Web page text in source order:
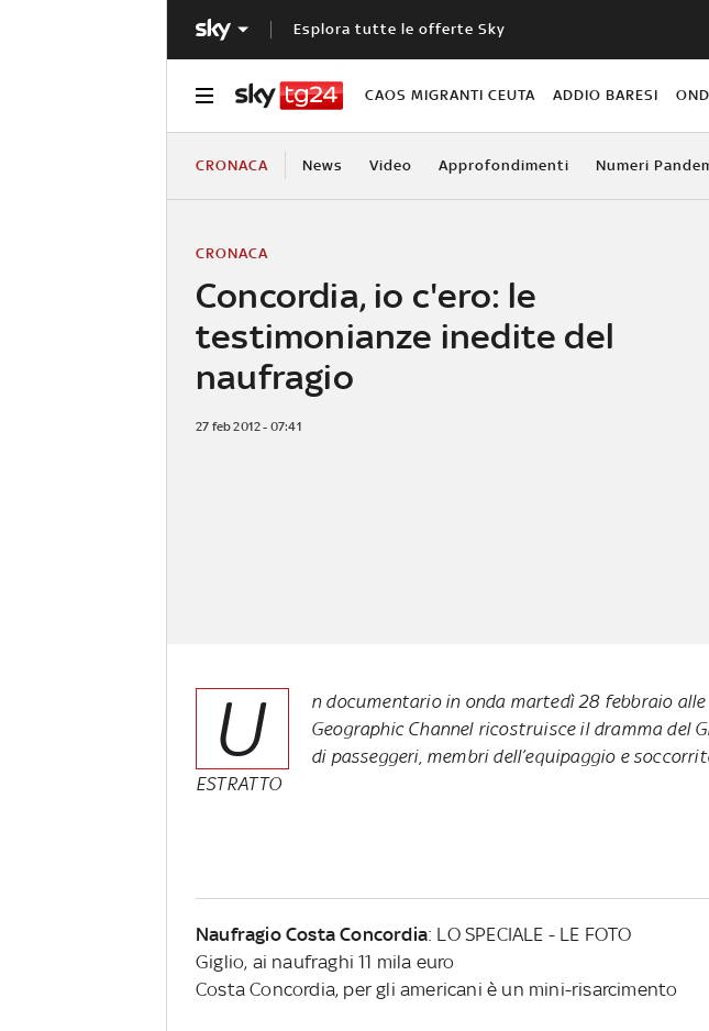
Esplora tutte le offerte Sky
CAOS MIGRANTI CEUTA ADDIO BARESI
CRONACA News Video Approfondimenti Numeri
Concordia, io c'ero: le
testimonianze inedite del
naufragio
CRONACA
27 feb 2012 - 07:41
U
n documentario in onda martedì 28 febbraio
Geographic Channel ricostruisce il dramma del
di passeggeri, membri dell’equipaggio e
ESTRATTO
Naufragio Costa Concordia: LO SPECIALE - LE FOTO
Giglio, ai naufraghi 11 mila euro
Costa Concordia, per gli americani è un mini-risarcimento